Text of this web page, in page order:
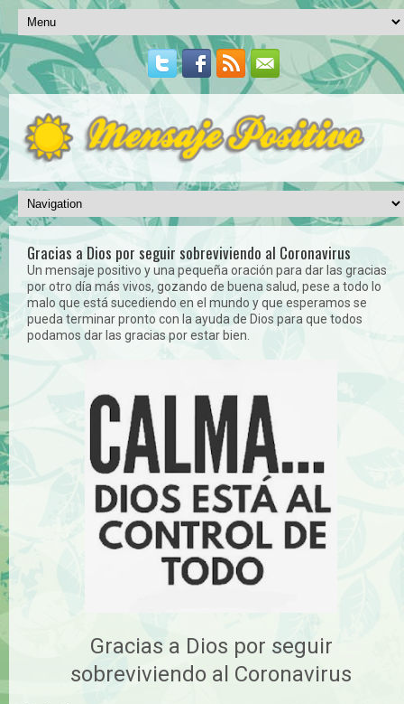
Gracias a Dios por seguir sobreviviendo al Coronavirus
Un mensaje positivo y una pequeña oración para dar las gracias
por otro día más vivos, gozando de buena salud, pese a todo lo
malo que está sucediendo en el mundo y que esperamos se
pueda terminar pronto con la ayuda de Dios para que todos
podamos dar las gracias por estar bien.
Gracias a Dios por seguir
sobreviviendo al Coronavirus